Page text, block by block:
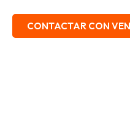
CONTACTAR CON